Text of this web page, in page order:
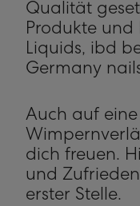
Qualität
Produkte und
Liquids, ibd
Germany
Auch auf
dich freuen.
und
erster Stelle.